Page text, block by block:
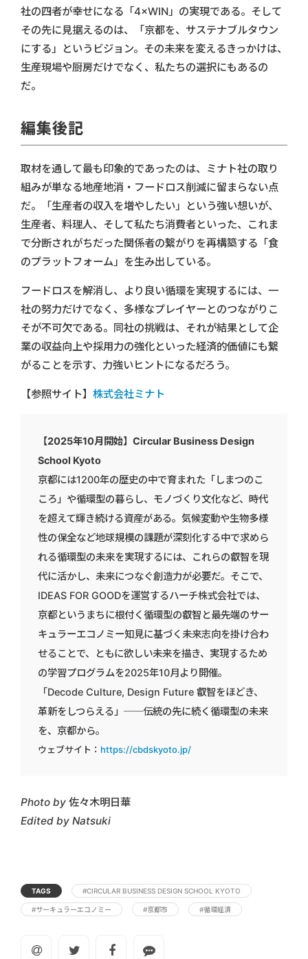
社の四者が幸せになる「4×WIN」の実現である。そして
その先に見据えるのは、「京都を、サステナブルタウン
にする」というビジョン。その未来を変えるきっかけは、
生産現場や厨房だけでなく、私たちの選択にもあるの
だ。
編集後記
取材を通して最も印象的であったのは、ミナト社の取り
組みが単なる地産地消・フードロス削減に留まらない点
だ。「生産者の収入を増やしたい」という強い想いが、
生産者、料理人、そして私たち消費者といった、これま
で分断されがちだった関係者の繋がりを再構築する「食
のプラットフォーム」を生み出している。
フードロスを解消し、より良い循環を実現するには、一
社の努力だけでなく、多様なプレイヤーとのつながりこ
そが不可欠である。同社の挑戦は、それが結果として企
業の収益向上や採用力の強化といった経済的価値にも繋
がることを示す、力強いヒントになるだろう。
【参照サイト】 株式会社ミナト
【2025年10月開始】Circular Business Design
School Kyoto
京都には1200年の歴史の中で育まれた「しまつのこ
ころ」や循環型の暮らし、モノづくり文化など、時代
を超えて輝き続ける資産がある。気候変動や生物多様
性の保全など地球規模の課題が深刻化する中で求めら
れる循環型の未来を実現するには、これらの叡智を現
代に活かし、未来につなぐ創造力が必要だ。そこで、
IDEAS FOR GOODを運営するハーチ株式会社では、
京都というまちに根付く循環型の叡智と最先端のサー
キュラーエコノミー知見に基づく未来志向を掛け合わ
せることで、ともに欲しい未来を描き、実現するため
の学習プログラムを2025年10月より開催。
「Decode Culture, Design Future 叡智をほどき、
革新をしつらえる」──伝統の先に続く循環型の未来
を、京都から。
ウェブサイト： https://cbdskyoto.jp/
Photo by 佐々木明日華
Edited by Natsuki
TAGS #CIRCULAR BUSINESS DESIGN SCHOOL KYOTO
#サーキュラーエコノミー #京都市 #循環経済